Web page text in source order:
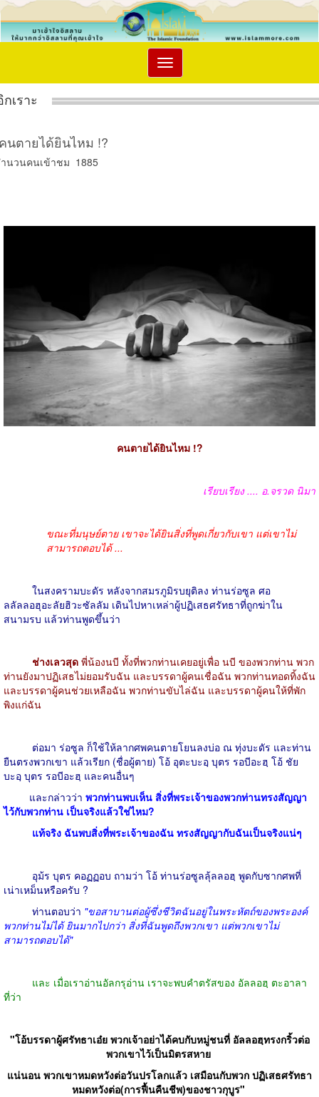
Toggle
navigation
เราะ
นตายได้ยินไหม !?
นวนคนเข้าชม 1885
คนตายได้ยินไหม !?
เรียบเรียง .... อ.จรวด นิมา
ขณะที่มนุษย์ตาย เขาจะได้ยินสิ่งที่พูดเกี่ยวกับเขา แต่เขาไม่
สามารถตอบได้ ...
ในสงครามบะดัร หลังจากสมรภูมิรบยุติลง ท่านร่อซูล ศอ
ลลัลลอฮุอะลัยฮิวะซัลลัม เดินไปหาเหล่าผู้ปฏิเสธศรัทธาที่ถูกฆ่าใน
สนามรบ แล้วท่านพูดขึ้นว่า
ช่างเลวสุด พี่น้องนบี ทั้งที่พวกท่านเคยอยู่เพื่อ นบี ของพวกท่าน พวก
ท่านยังมาปฏิเสธไม่ยอมรับฉัน และบรรดาผู้คนเชื่อฉัน พวกท่านทอดทิ้งฉัน
และบรรดาผู้คนช่วยเหลือฉัน พวกท่านขับไล่ฉัน และบรรดาผู้คนให้ที่พัก
พิงแก่ฉัน
ต่อมา ร่อซูล ก็ใช้ให้ลากศพคนตายโยนลงบ่อ ณ ทุ่งบะดัร และท่าน
ยืนตรงพวกเขา แล้วเรียก (ชื่อผู้ตาย) โอ้ อุตะบะอฺ บุตร รอบีอะฮฺ โอ้ ชัย
บะอฺ บุตร รอบีอะฮฺ และคนอื่นๆ
และกล่าวว่า พวกท่านพบเห็น สิ่งที่พระเจ้าของพวกท่านทรงสัญญา
ไว้กับพวกท่าน เป็นจริงแล้วใช่ไหม?
แท้จริง ฉันพบสิ่งที่พระเจ้าของฉัน ทรงสัญญากับฉันเป็นจริงแน่ๆ
อุม้ร บุตร คอฏฏอบ ถามว่า โอ้ ท่านร่อซูลลุ้ลลอฮฺ พูดกับซากศพที่
เน่าเหม็นหรือครับ ?
ท่านตอบว่า "ขอสาบานต่อผู้ซึ่งชีวิตฉันอยู่ในพระหัตถ์ของพระองค์
พวกท่านไม่ได้ ยินมากไปกว่า สิ่งที่ฉันพูดถึงพวกเขา แต่พวกเขาไม่
สามารถตอบได้"
และ เมื่อเราอ่านอัลกรุอ่าน เราจะพบคำตรัสของ อัลลอฮฺ ตะอาลา
ที่ว่า
"โอ้บรรดาผู้ศรัทธาเอ๋ย พวกเจ้าอย่าได้คบกับหมู่ชนที่ อัลลอฮฺทรงกริ้วต่อ
พวกเขาไว้เป็นมิตรสหาย
แน่นอน พวกเขาหมดหวังต่อวันปรโลกแล้ว เสมือนกับพวก ปฏิเสธศรัทธา
หมดหวังต่อ(การฟื้นคืนชีพ)ของชาวกุบูร"